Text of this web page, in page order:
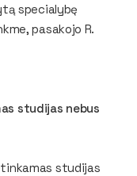
specialybę
pasakojo R.
studijas nebus
studijas